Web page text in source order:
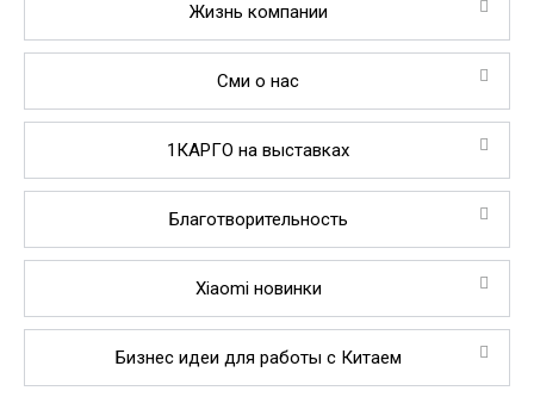
Жизнь компании
Сми о нас
1КАРГО на выставках
Благотворительность
Xiaomi новинки
Бизнес идеи для работы с Китаем